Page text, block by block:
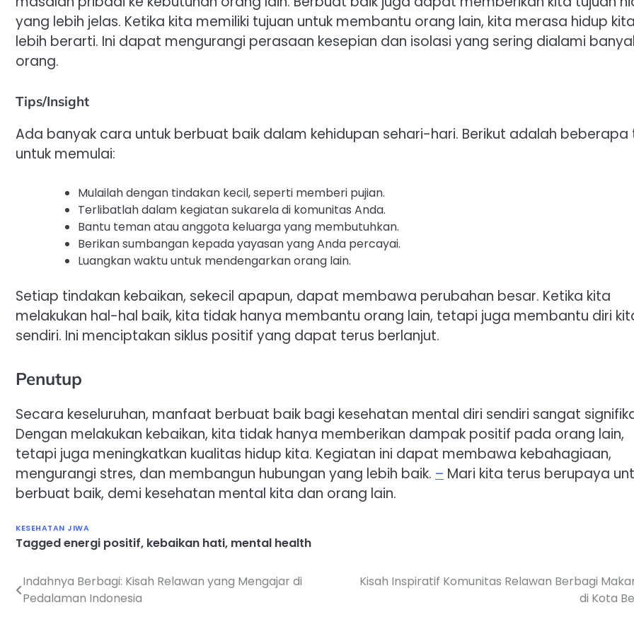
yang lebih jelas. Ketika kita memiliki tujuan untuk membantu orang lain, kita merasa hidup kita
lebih berarti. Ini dapat mengurangi perasaan kesepian dan isolasi yang sering dialami
orang.
Tips/Insight
Ada banyak cara untuk berbuat baik dalam kehidupan sehari-hari. Berikut adalah beberapa
untuk memulai:
Mulailah dengan tindakan kecil, seperti memberi pujian.
Terlibatlah dalam kegiatan sukarela di komunitas Anda.
Bantu teman atau anggota keluarga yang membutuhkan.
Berikan sumbangan kepada yayasan yang Anda percayai.
Luangkan waktu untuk mendengarkan orang lain.
Setiap tindakan kebaikan, sekecil apapun, dapat membawa perubahan besar. Ketika kita
melakukan hal-hal baik, kita tidak hanya membantu orang lain, tetapi juga membantu diri
sendiri. Ini menciptakan siklus positif yang dapat terus berlanjut.
Penutup
Secara keseluruhan, manfaat berbuat baik bagi kesehatan mental diri sendiri sangat
Dengan melakukan kebaikan, kita tidak hanya memberikan dampak positif pada orang lain,
tetapi juga meningkatkan kualitas hidup kita. Kegiatan ini dapat membawa kebahagiaan,
mengurangi stres, dan membangun hubungan yang lebih baik. – Mari kita terus berupaya
berbuat baik, demi kesehatan mental kita dan orang lain.
KESEHATAN JIWA
Taggedenergi positif, kebaikan hati, mental health
Navigasi
Indahnya Berbagi: Kisah Relawan yang Mengajar di
Pedalaman Indonesia
Kisah Inspiratif Komunitas Relawan Berbagi
di Kota